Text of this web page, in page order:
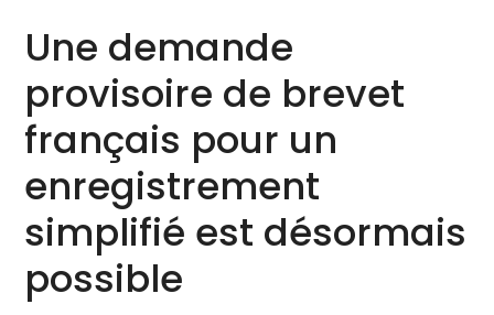
Une demande
provisoire de brevet
français pour un
enregistrement
simplifié est désormais
possible